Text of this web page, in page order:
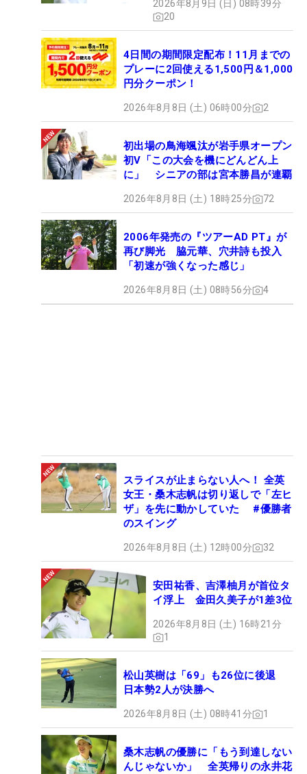
2026年8月9日 (日) 08時39分
20
4日間の期間限定配布！11月までの
プレーに2回使える1,500円＆1,000
円分クーポン！
2026年8月8日 (土) 06時00分 2
初出場の鳥海颯汰が岩手県オープン
初V「この大会を機にどんどん上
に」 シニアの部は宮本勝昌が連覇
2026年8月8日 (土) 18時25分 72
2006年発売の『ツアーAD PT』が
再び脚光 脇元華、穴井詩も投入
「初速が強くなった感じ」
2026年8月8日 (土) 08時56分 4
スライスが止まらない人へ！ 全英
女王・桑木志帆は切り返しで「左ヒ
ザ」を先に動かしていた #優勝者
のスイング
2026年8月8日 (土) 12時00分 32
安田祐香、吉澤柚月が首位タ
イ浮上 金田久美子が1差3位
2026年8月8日 (土) 16時21分
1
松山英樹は「69」も26位に後退
日本勢2人が決勝へ
2026年8月8日 (土) 08時41分 1
桑木志帆の優勝に「もう到達しない
んじゃないか」 全英帰りの永井花